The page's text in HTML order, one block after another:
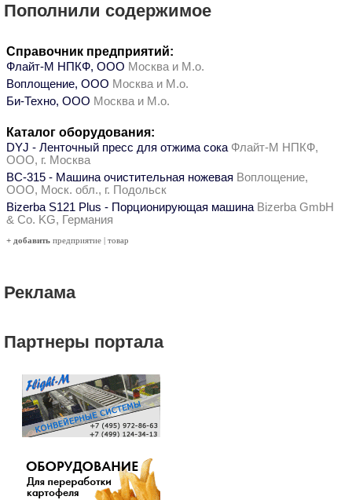
Пополнили содержимое
Справочник предприятий:
Флайт-М НПКФ, ООО Москва и М.о.
Воплощение, ООО Москва и М.о.
Би-Техно, ООО Москва и М.о.
Каталог оборудования:
DYJ - Ленточный пресс для отжима сока Флайт-М НПКФ,
ООО, г. Москва
ВС-315 - Машина очистительная ножевая Воплощение,
ООО, Моск. обл., г. Подольск
Bizerba S121 Plus - Порционирующая машина Bizerba GmbH
& Co. KG, Германия
+ добавить предприятие | товар
Реклама
Партнеры портала